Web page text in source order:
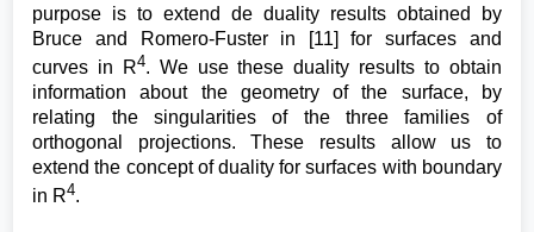
purpose is to extend de duality results obtained by
Bruce and Romero-Fuster in [11] for surfaces and
curves in R4. We use these duality results to obtain
information about the geometry of the surface, by
relating the singularities of the three families of
orthogonal projections. These results allow us to
extend the concept of duality for surfaces with boundary
in R4.